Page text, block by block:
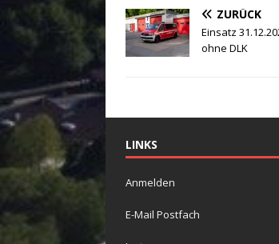
ZURÜCK
Einsatz
ohne DLK
LINKS
Anmelden
E-Mail Postfach